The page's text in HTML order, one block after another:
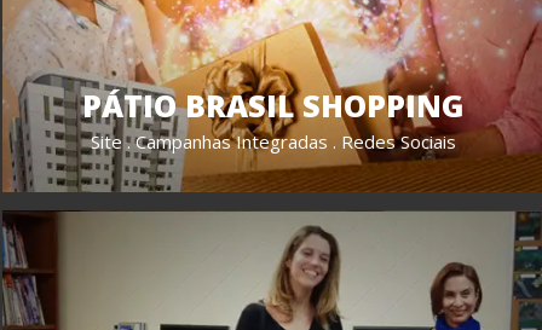
PÁTIO BRASIL SHOPPING
Site . Campanhas Integradas . Redes Sociais